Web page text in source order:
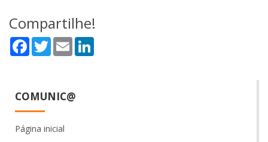
Compartilhe!
Facebook
TwitterEmail
COMUNIC@
Página inicial